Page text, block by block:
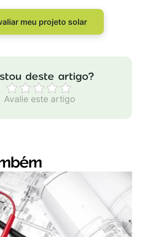
meu projeto solar
Avalie este artigo